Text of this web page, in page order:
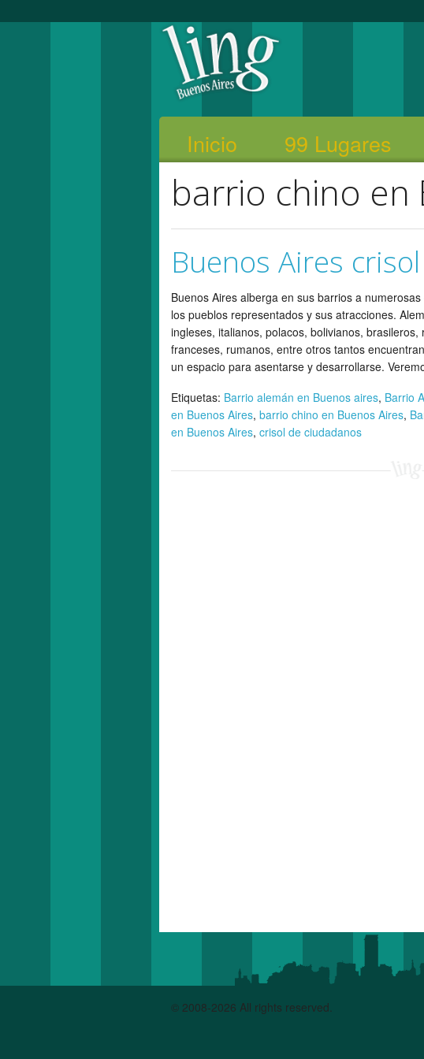
Inicio 99 Lugares
barrio chino en
Buenos Aires
Buenos Aires alberga en sus barrios a
los pueblos representados y sus atracciones.
ingleses, italianos, polacos, bolivianos,
franceses, rumanos, entre otros tantos
un espacio para asentarse y desarrollarse.
Etiquetas: Barrio alemán en Buenos aires, Barrio
en Buenos Aires, barrio chino en Buenos Aires,
en Buenos Aires, crisol de ciudadanos
© 2008-2026 All rights reserved.